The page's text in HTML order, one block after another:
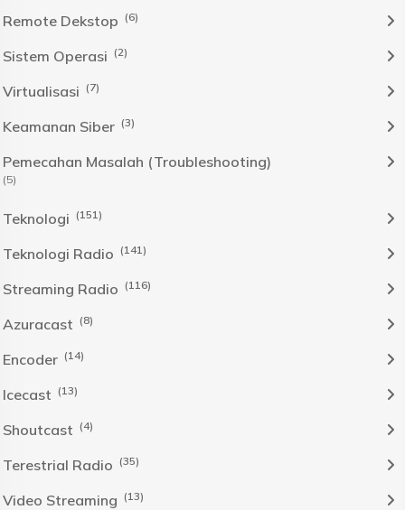
Remote Dekstop (6)
Sistem Operasi (2)
Virtualisasi (7)
Keamanan Siber (3)
Pemecahan Masalah (Troubleshooting)
(5)
Teknologi (151)
Teknologi Radio (141)
Streaming Radio (116)
Azuracast (8)
Encoder (14)
Icecast (13)
Shoutcast (4)
Terestrial Radio (35)
Video Streaming (13)